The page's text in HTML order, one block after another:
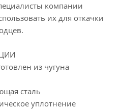
компании
их для откачки
из чугуна
сталь
уплотнение